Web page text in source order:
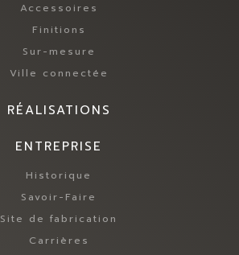
Accessoires
Finitions
Sur-mesure
Ville connectée
RÉALISATIONS
ENTREPRISE
Historique
Savoir-Faire
Site de fabrication
Carrières